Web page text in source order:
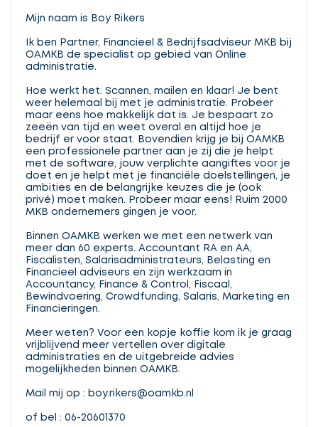
Mijn naam is Boy Rikers
Ik ben Partner, Financieel & Bedrijfsadviseur MKB bij
OAMKB de specialist op gebied van Online
administratie.
Hoe werkt het. Scannen, mailen en klaar! Je bent
weer helemaal bij met je administratie. Probeer
maar eens hoe makkelijk dat is. Je bespaart zo
zeeën van tijd en weet overal en altijd hoe je
bedrijf er voor staat. Bovendien krijg je bij OAMKB
een professionele partner aan je zij die je helpt
met de software, jouw verplichte aangiftes voor je
doet en je helpt met je financiële doelstellingen, je
ambities en de belangrijke keuzes die je (ook
privé) moet maken. Probeer maar eens! Ruim 2000
MKB ondernemers gingen je voor.
Binnen OAMKB werken we met een netwerk van
meer dan 60 experts. Accountant RA en AA,
Fiscalisten, Salarisadministrateurs, Belasting en
Financieel adviseurs en zijn werkzaam in
Accountancy, Finance & Control, Fiscaal,
Bewindvoering, Crowdfunding, Salaris, Marketing en
Financieringen.
Meer weten? Voor een kopje koffie kom ik je graag
vrijblijvend meer vertellen over digitale
administraties en de uitgebreide advies
mogelijkheden binnen OAMKB.
Mail mij op : boy.rikers@oamkb.nl
of bel : 06-20601370